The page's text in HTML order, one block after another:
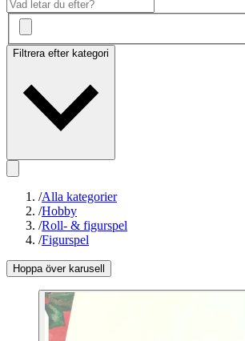
Filtrera efter kategori
/Alla kategorier
/Hobby
/Roll- & figurspel
/Figurspel
Hoppa över karusell